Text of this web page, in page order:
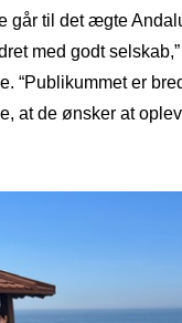
går til det ægte
med godt
“Publikummet er
at de ønsker at